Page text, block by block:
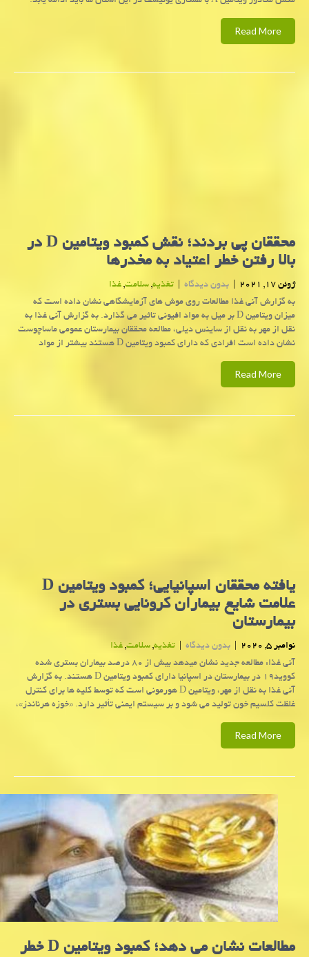
Read More
محققان پی بردند؛ نقش كمبود ویتامین D در
بالا رفتن خطر اعتیاد به مخدرها
ژوئن 17, 2021 | بدون دیدگاه | تغذیه,سلامت,غذا
به گزارش آنی غذا مطالعات روی موش های آزمایشگاهی نشان داده است که
میزان ویتامین D بر میل به مواد افیونی تاثیر می گذارد. به گزارش آنی غذا به
نقل از مهر به نقل از ساینس دیلی، مطالعه محققان بیمارستان عمومی ماساچوست
نشان داده است افرادی که دارای کمبود ویتامین D هستند بیشتر از مواد
Read More
یافته محققان اسپانیایی؛ كمبود ویتامین D
علامت شایع بیماران كرونایی بستری در
بیمارستان
نوامبر 5, 2020 | بدون دیدگاه | تغذیه,سلامت,غذا
آنی غذا: مطالعه جدید نشان میدهد بیش از ۸۰ درصد بیماران بستری شده
كووید۱۹ در بیمارستان در اسپانیا دارای كمبود ویتامین D هستند. به گزارش
آنی غذا به نقل از مهر، ویتامین D هورمونی است که توسط کلیه ها برای کنترل
غلظت کلسیم خون تولید می شود و بر سیستم ایمنی تأثیر دارد. «خوزه هرناندز»،
Read More
مطالعات نشان می دهد؛ كمبود ویتامین D خطر